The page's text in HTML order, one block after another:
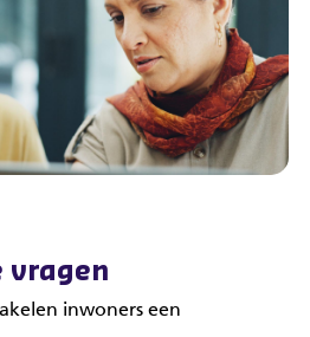
vragen
inwoners een